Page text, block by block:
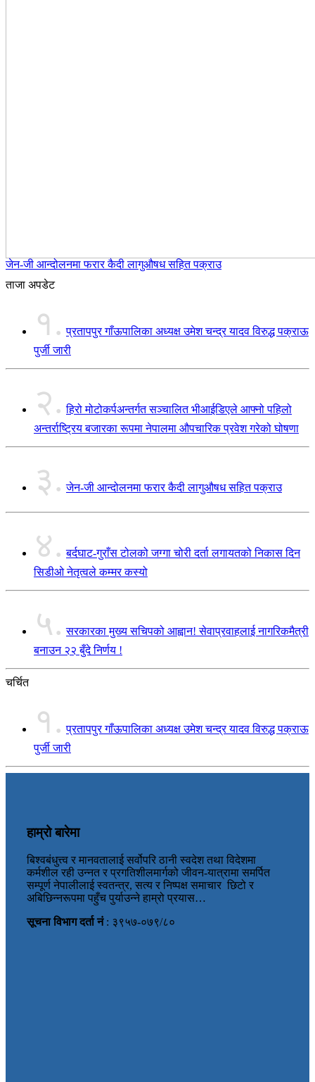
जेन-जी आन्दोलनमा फरार कैदी लागुऔषध सहित पक्राउ
ताजा अपडेट
१. प्रतापपुर गाँऊपालिका अध्यक्ष उमेश चन्द्र यादव विरुद्ध पक्राऊ
पुर्जी जारी
२. हिरो मोटोकर्पअन्तर्गत सञ्चालित भीआईडिएले आफ्नो पहिलो
अन्तर्राष्ट्रिय बजारका रूपमा नेपालमा औपचारिक प्रवेश गरेको घोषणा
३. जेन-जी आन्दोलनमा फरार कैदी लागुऔषध सहित पक्राउ
४. बर्दघाट-गुराँस टोलको जग्गा चोरी दर्ता लगायतको निकास दिन
सिडीओ नेतृत्वले कम्मर कस्यो
५. सरकारका मुख्य सचिपको आह्वान! सेवाप्रवाहलाई नागरिकमैत्री
बनाउन २२ बुँदे निर्णय !
चर्चित
१. प्रतापपुर गाँऊपालिका अध्यक्ष उमेश चन्द्र यादव विरुद्ध पक्राऊ
पुर्जी जारी
हाम्रो बारेमा
बिश्वबंधुत्त्व र मानवतालाई सर्वोपरि ठानी स्वदेश तथा विदेशमा
कर्मशील रही उन्नत र प्रगतिशीलमार्गको जीवन-यात्रामा समर्पित
सम्पूर्ण नेपालीलाई स्वतन्त्र, सत्य र निष्पक्ष समाचार छिटो र
अबिछिन्नरूपमा पहुँच पुर्याउन्ने हाम्रो प्रयास…
सूचना विभाग दर्ता नं: ३९५७-०७९/८०